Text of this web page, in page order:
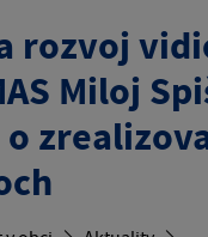
rozvoj
Miloj